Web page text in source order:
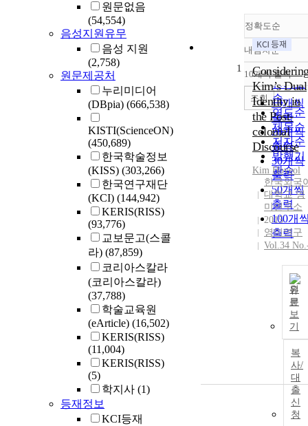
원문없음
(54,554)
음성지원유무
음성 지원
(2,758)
원문제공처
누리미디어
(DBpia) (666,538)
KISTI(ScienceON)
(450,689)
한국학술정보
(KISS) (303,266)
한국연구재단
(KCI) (144,942)
KERIS(RISS)
(93,776)
교보문고(스콜
라) (87,859)
코리아스칼라
(코리아스칼라)
(37,788)
학술교육원
(eArticle) (16,502)
KERIS(RISS)
(11,004)
KERIS(RISS)
(5)
학지사 (1)
등재정보
KCI등재
정확도순
정확도
순
인기도
순
연도순
제목순
저자순
발행기
관순
내림차순
내림차
10개씩 출력
10개씩
출력
20개씩
출력
30개씩
출력
50개씩
출력
100개
출력
조회
1
Kim’s Dual
Identity in
the Post-
colonial
Discourse
Kim Hoyeol
한국외국
대학교 영
미연구소
2015
영미연구
Vol.34
원
문
보
기
복
사/
대
출
신
청